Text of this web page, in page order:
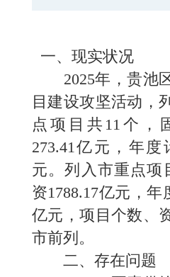
一、现实状况
2025年，贵池
目建设攻坚活动，
点项目共11个，
273.41亿元，年度
元。列入市重点项
资1788.17亿元，年
亿元，项目个数、
市前列。
二、存在问题